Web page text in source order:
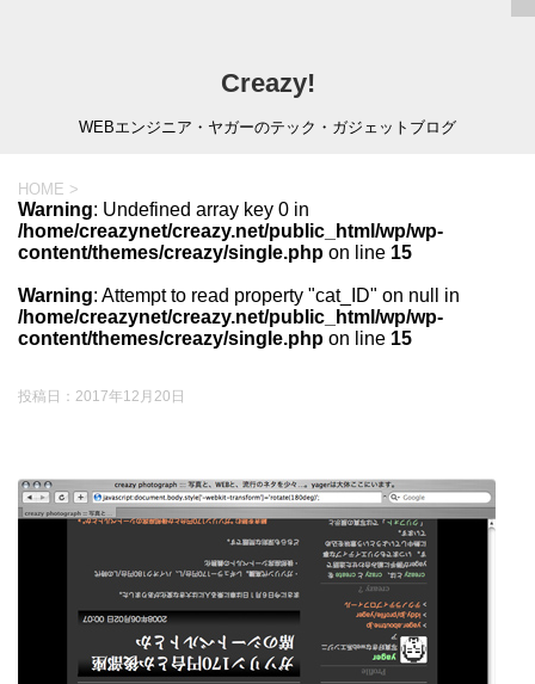
Creazy!
WEBエンジニア・ヤガーのテック・ガジェットブログ
HOME >
Warning: Undefined array key 0 in
/home/creazynet/creazy.net/public_html/wp/wp-
content/themes/creazy/single.php on line 15
Warning: Attempt to read property "cat_ID" on null in
/home/creazynet/creazy.net/public_html/wp/wp-
content/themes/creazy/single.php on line 15
投稿日： 2017年12月20日